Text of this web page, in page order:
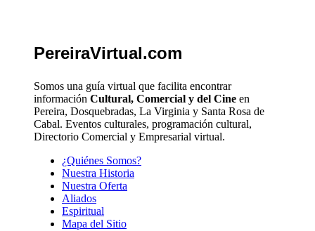
PereiraVirtual.com
Somos una guía virtual que facilita encontrar
información Cultural, Comercial y del Cine en
Pereira, Dosquebradas, La Virginia y Santa Rosa de
Cabal. Eventos culturales, programación cultural,
Directorio Comercial y Empresarial virtual.
¿Quiénes Somos?
Nuestra Historia
Nuestra Oferta
Aliados
Espiritual
Mapa del Sitio